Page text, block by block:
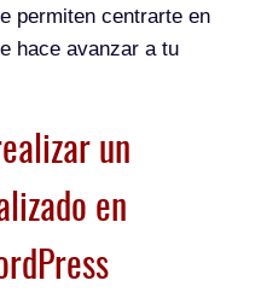
permiten centrarte en
hace avanzar a tu
un
en